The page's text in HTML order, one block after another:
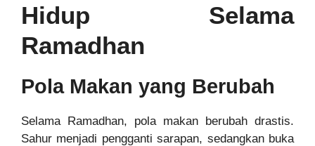
Hidup Selama
Ramadhan
Pola Makan yang Berubah
Selama Ramadhan, pola makan berubah drastis.
Sahur menjadi pengganti sarapan, sedangkan buka